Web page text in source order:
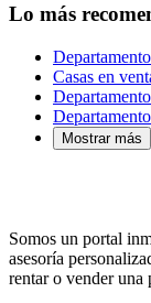
Lo más
Casas en
Mostrar más
Somos un portal
asesoría
rentar o vender una